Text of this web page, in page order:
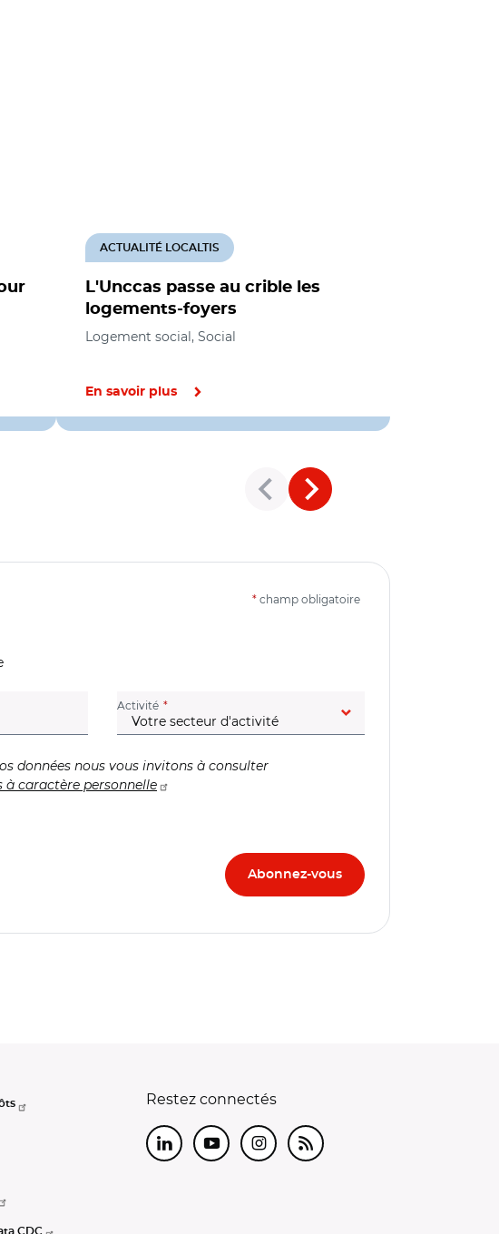
L'Unccas passe au crible les
logements-foyers
ACTUALITÉ LOCALTIS
Logement social, Social
En savoir plus
* champ obligatoire
Activité (champ obligatoire)
données nous vous invitons à consulter
à caractère personnelle
CDC
Restez connectés
LinkedInYoutubeInstagram
RSS